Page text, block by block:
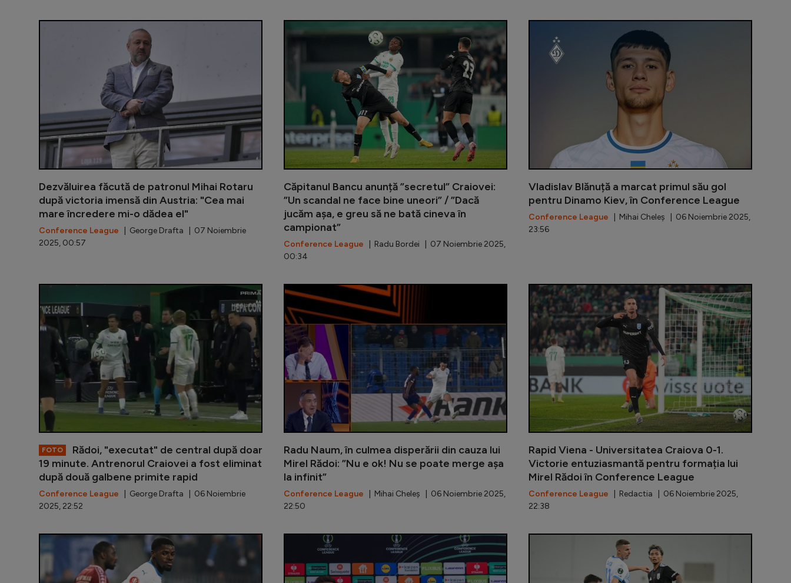
Dezvăluirea făcută de patronul Mihai Rotaru
după victoria imensă din Austria: "Cea mai
mare încredere mi-o dădea el"
Conference League | George Drafta | 07 Noiembrie
2025, 00:57
Dezvăluirea făcută de patronul Mihai Rotaru după victoria
Căpitanul Bancu anunță ”secretul” Craiovei:
”Un scandal ne face bine uneori” / ”Dacă
jucăm așa, e greu să ne bată cineva în
campionat”
Conference League | Radu Bordei | 07 Noiembrie 2025,
00:34
Vladislav Blănuță a marcat primul său gol
pentru Dinamo Kiev, în Conference League
Conference League | Mihai Cheleș | 06 Noiembrie 2025,
23:56
FOTO
Rădoi, "executat" de central după doar
19 minute. Antrenorul Craiovei a fost eliminat
după două galbene primite rapid
Conference League | George Drafta | 06 Noiembrie
2025, 22:52
Rădoi, "executat" de central după doar 19 minute. Antrenorul
Radu Naum, în culmea disperării din cauza lui
Mirel Rădoi: ”Nu e ok! Nu se poate merge așa
la infinit”
Conference League | Mihai Cheleș | 06 Noiembrie 2025,
22:50
Radu
Rapid Viena - Universitatea Craiova 0-1.
Victorie entuziasmantă pentru formația lui
Mirel Rădoi în Conference League
Conference League | Redactia | 06 Noiembrie 2025,
22:38
Steven Nsimba nu urmează ”modelul Baiaram”: ”Eu respect în